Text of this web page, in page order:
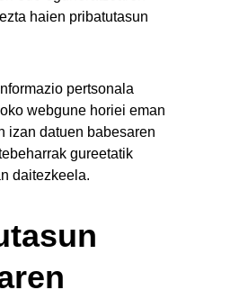
haien pribatutasun
pertsonala
webgune horiei eman
izan datuen babesaren
gureetatik
daitezkeela.